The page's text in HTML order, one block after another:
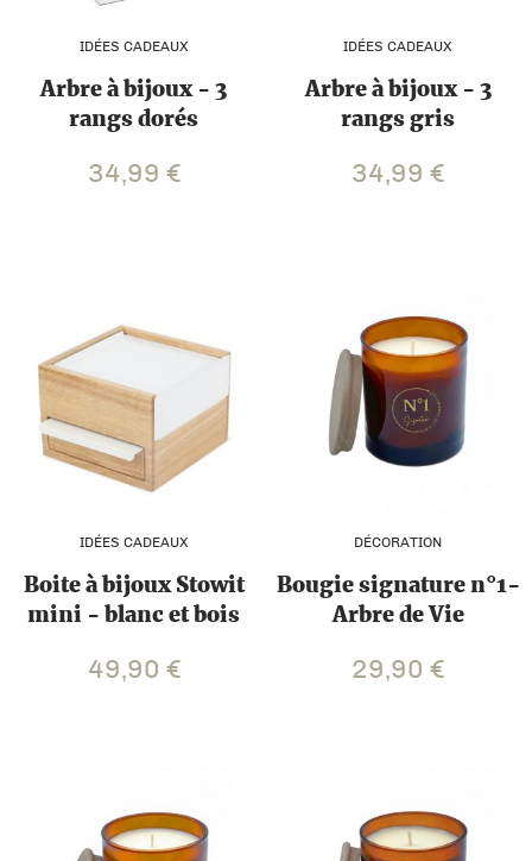
IDÉES CADEAUX
Arbre à bijoux - 3
rangs dorés
34,99 €
IDÉES CADEAUX
Arbre à bijoux - 3
rangs gris
34,99€
IDÉES CADEAUX
Boite à bijoux Stowit
mini - blanc et bois
49,90 €
DÉCORATION
Bougie signature n°1-
Arbre de Vie
29,90€